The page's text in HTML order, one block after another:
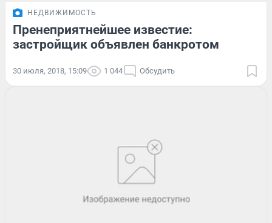
НЕДВИЖИМОСТЬ
Пренеприятнейшее известие:
застройщик объявлен банкротом
30 июля, 2018, 15:09 1 044 Обсудить